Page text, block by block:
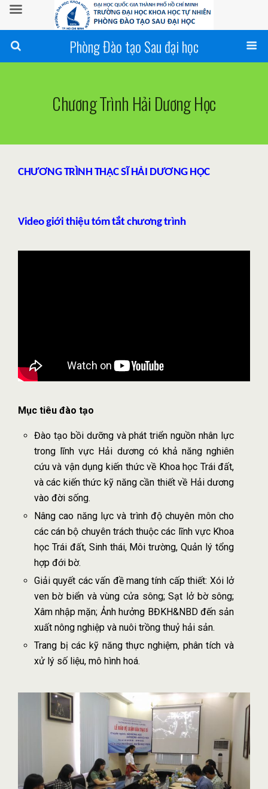
Phòng Đào tạo Sau đại học
Chương Trình Hải Dương Học
CHƯƠNG TRÌNH THẠC SĨ HẢI DƯƠNG HỌC
Video giới thiệu tóm tắt chương trình
Mục tiêu đào tạo
Đào tạo bồi dưỡng và phát triển nguồn nhân lực
trong lĩnh vực Hải dương có khả năng nghiên
cứu và vận dụng kiến thức về Khoa học Trái đất,
và các kiến thức kỹ năng cần thiết về Hải dương
vào đời sống.
Nâng cao năng lực và trình độ chuyên môn cho
các cán bộ chuyên trách thuộc các lĩnh vực Khoa
học Trái đất, Sinh thái, Môi trường, Quản lý tổng
hợp đới bờ.
Giải quyết các vấn đề mang tính cấp thiết: Xói lở
ven bờ biển và vùng cửa sông; Sạt lở bờ sông;
Xâm nhập mặn; Ảnh hưởng BĐKH&NBD đến sản
xuất nông nghiệp và nuôi trồng thuỷ hải sản.
Trang bị các kỹ năng thực nghiệm, phân tích và
xử lý số liệu, mô hình hoá.